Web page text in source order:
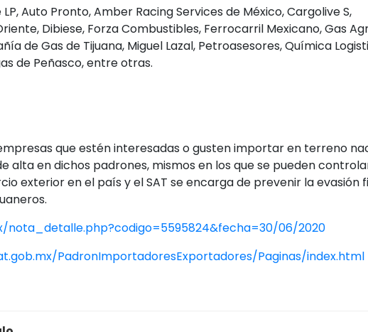
Auto Pronto, Amber Racing Services de México, Cargolive S,
Dibiese, Forza Combustibles, Ferrocarril Mexicano, Gas
de Gas de Tijuana, Miguel Lazal, Petroasesores, Química
de Peñasco, entre otras.
que estén interesadas o gusten importar en terreno
alta en dichos padrones, mismos en los que se pueden
exterior en el país y el SAT se encarga de prevenir la evasión
nota_detalle.php?codigo=5595824&fecha=30/06/2020
PadronImportadoresExportadores/Paginas/index.html